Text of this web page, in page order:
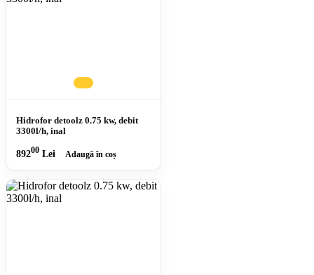
Hidrofor detoolz 0.75 kw, debit
3300l/h, inal
89200 Lei Adaugă în coș